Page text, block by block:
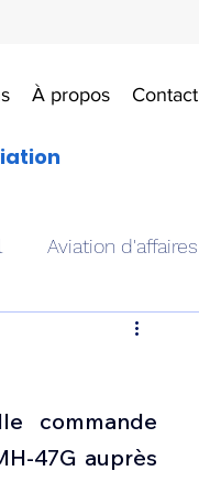
À propos Contact
Aviation d'affaires
Art & Aviation
aéronautique
commande
47G auprès